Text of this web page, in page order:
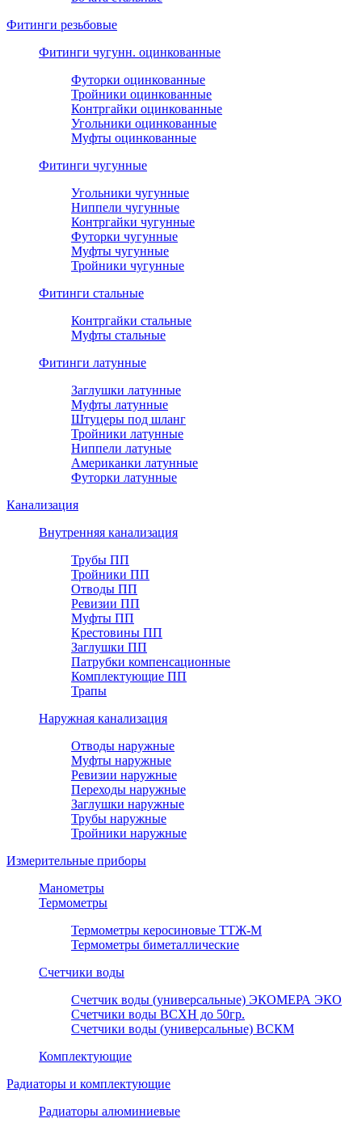
Фитинги резьбовые
Фитинги чугунн. оцинкованные
Футорки оцинкованные
Тройники оцинкованные
Контргайки оцинкованные
Угольники оцинкованные
Муфты оцинкованные
Фитинги чугунные
Угольники чугунные
Ниппели чугунные
Контргайки чугунные
Футорки чугунные
Муфты чугунные
Тройники чугунные
Фитинги стальные
Контргайки стальные
Муфты стальные
Фитинги латунные
Заглушки латунные
Муфты латунные
Штуцеры под шланг
Тройники латунные
Ниппели латуные
Американки латунные
Футорки латунные
Канализация
Внутренняя канализация
Трубы ПП
Тройники ПП
Отводы ПП
Ревизии ПП
Муфты ПП
Крестовины ПП
Заглушки ПП
Патрубки компенсационные
Комплектующие ПП
Трапы
Наружная канализация
Отводы наружные
Муфты наружные
Ревизии наружные
Переходы наружные
Заглушки наружные
Трубы наружные
Тройники наружные
Измерительные приборы
Манометры
Термометры
Термометры керосиновые ТТЖ-М
Термометры биметаллические
Счетчики воды
Счетчик воды (универсальные) ЭКОМЕРА ЭКО
Счетчики воды ВСХН до 50гр.
Счетчики воды (универсальные) ВСКМ
Комплектующие
Радиаторы и комплектующие
Радиаторы алюминиевые